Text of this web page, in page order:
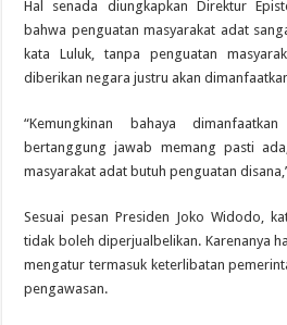
Hal senada diungkapkan Direktur
bahwa penguatan masyarakat adat
kata Luluk, tanpa penguatan
diberikan negara justru akan
“Kemungkinan bahaya
bertanggung jawab memang pasti
masyarakat adat butuh penguatan
Sesuai pesan Presiden Joko Widodo,
tidak boleh diperjualbelikan. Karenanya
mengatur termasuk keterlibatan
pengawasan.